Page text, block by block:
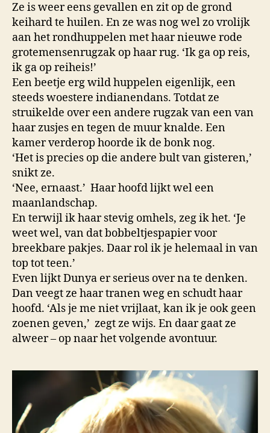
Ze is weer eens gevallen en zit op de grond
keihard te huilen. En ze was nog wel zo vrolijk
aan het rondhuppelen met haar nieuwe rode
grotemensenrugzak op haar rug. ‘Ik ga op reis,
ik ga op reiheis!’
Een beetje erg wild huppelen eigenlijk, een
steeds woestere indianendans. Totdat ze
struikelde over een andere rugzak van een van
haar zusjes en tegen de muur knalde. Een
kamer verderop hoorde ik de bonk nog.
‘Het is precies op die andere bult van gisteren,’
snikt ze.
‘Nee, ernaast.’ Haar hoofd lijkt wel een
maanlandschap.
En terwijl ik haar stevig omhels, zeg ik het. ‘Je
weet wel, van dat bobbeltjespapier voor
breekbare pakjes. Daar rol ik je helemaal in van
top tot teen.’
Even lijkt Dunya er serieus over na te denken.
Dan veegt ze haar tranen weg en schudt haar
hoofd. ‘Als je me niet vrijlaat, kan ik je ook geen
zoenen geven,’ zegt ze wijs. En daar gaat ze
alweer – op naar het volgende avontuur.